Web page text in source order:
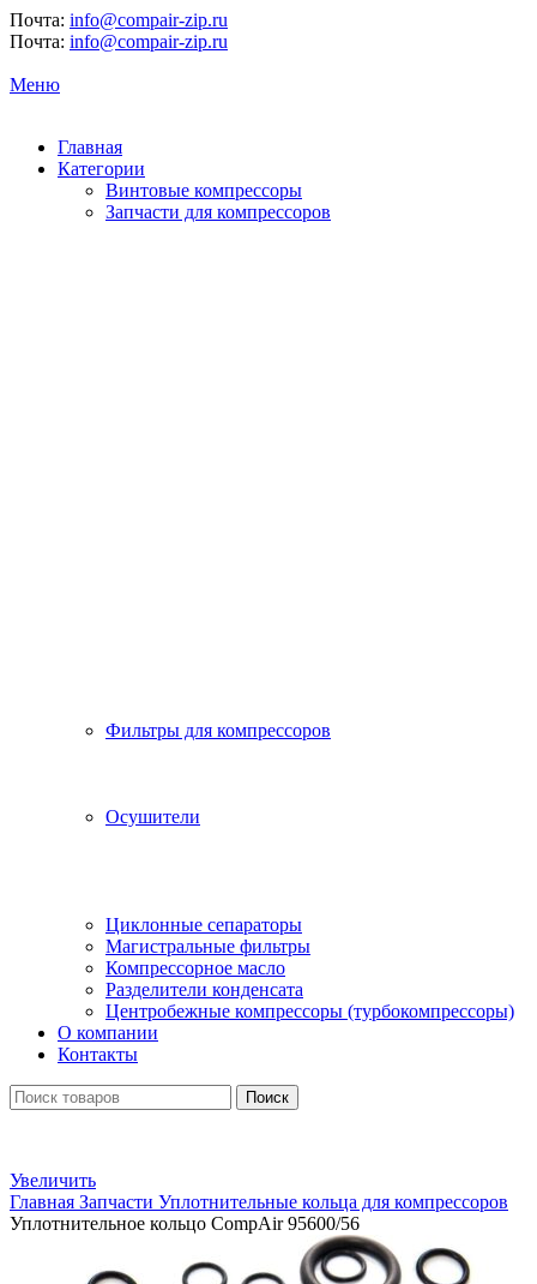
Почта: info@compair-zip.ru
Почта: info@compair-zip.ru
Меню
Главная
Категории
Винтовые компрессоры
Запчасти для компрессоров
Фильтры для компрессоров
Осушители
Циклонные сепараторы
Магистральные фильтры
Компрессорное масло
Разделители конденсата
Центробежные компрессоры (турбокомпрессоры)
О компании
Контакты
Поиск
Увеличить
Главная Запчасти Уплотнительные кольца для компрессоров
Уплотнительное кольцо CompAir 95600/56